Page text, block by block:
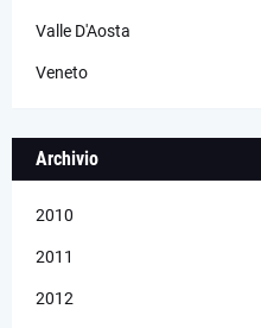
Valle D'Aosta
Veneto
Archivio
2010
2011
2012